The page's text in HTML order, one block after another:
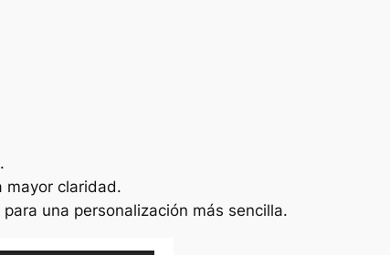
mayor claridad.
una personalización más sencilla.